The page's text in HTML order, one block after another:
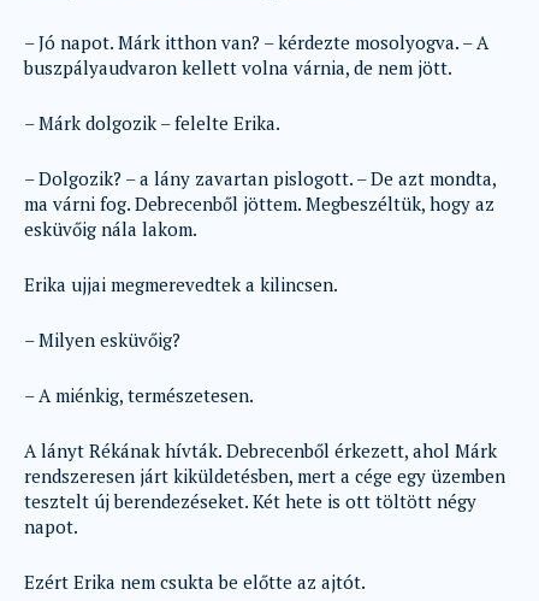
– Jó napot. Márk itthon van? – kérdezte mosolyogva. – A
buszpályaudvaron kellett volna várnia, de nem jött.
– Márk dolgozik – felelte Erika.
– Dolgozik? – a lány zavartan pislogott. – De azt mondta,
ma várni fog. Debrecenből jöttem. Megbeszéltük, hogy az
esküvőig nála lakom.
Erika ujjai megmerevedtek a kilincsen.
– Milyen esküvőig?
– A miénkig, természetesen.
A lányt Rékának hívták. Debrecenből érkezett, ahol Márk
rendszeresen járt kiküldetésben, mert a cége egy üzemben
tesztelt új berendezéseket. Két hete is ott töltött négy
napot.
Ezért Erika nem csukta be előtte az ajtót.